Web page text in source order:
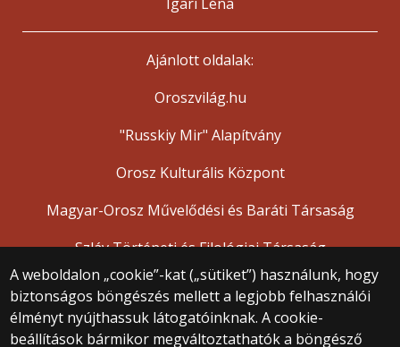
A weboldalon „cookie”-kat („sütiket”) használunk, hogy
biztonságos böngészés mellett a legjobb felhasználói
élményt nyújthassuk látogatóinknak. A cookie-
beállítások bármikor megváltoztathatók a böngésző
Ajánlott oldalak:
Oroszvilág.hu
"Russkiy Mir" Alapítvány
Orosz Kulturális Központ
Magyar-Orosz Művelődési és Baráti Társaság
Szláv Történeti és Filológiai Társaság
© 2025 Eötvös Loránd Tudományegyetem
Minden jog fenntartva.
1053 Budapest, Egyetem tér 1–3.